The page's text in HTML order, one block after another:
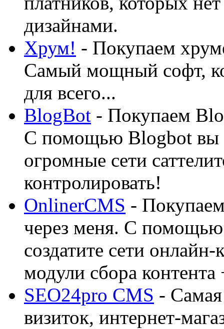
дизайнами.
Хрум! - Покупаем
Самый мощный софт,
для всего...
BlogBot - Покупаем
С помощью Blogbot вы
огромные сети
контролировать!
OnlinerCMS -
через меня. С помощью
создатите сети
модули сбора
SEO24pro CMS -
визиток, интернет-